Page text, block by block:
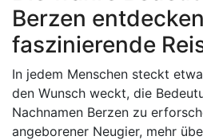
Berzen
faszinierende
In jedem Menschen steckt
den Wunsch weckt, die
Nachnamen Berzen zu
angeborener Neugier, mehr